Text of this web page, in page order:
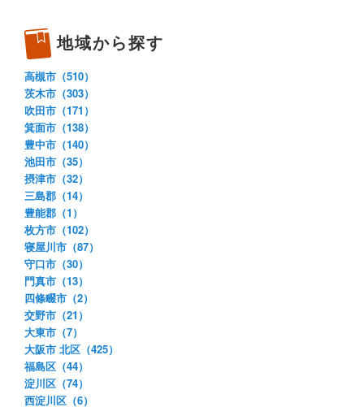
地域から探す
高槻市（510）
茨木市（303）
吹田市（171）
箕面市（138）
豊中市（140）
池田市（35）
摂津市（32）
三島郡（14）
豊能郡（1）
枚方市（102）
寝屋川市（87）
守口市（30）
門真市（13）
四條畷市（2）
交野市（21）
大東市（7）
大阪市 北区（425）
福島区（44）
淀川区（74）
西淀川区（6）